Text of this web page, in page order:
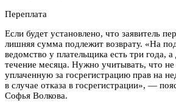
Переплата
Если будет установлено, что заявитель
лишняя сумма подлежит возврату. «На
ведомство у плательщика есть три года,
течение месяца. Нужно учитывать, что
уплаченную за госрегистрацию прав на
в случае отказа в госрегистрации», —
Софья Волкова.